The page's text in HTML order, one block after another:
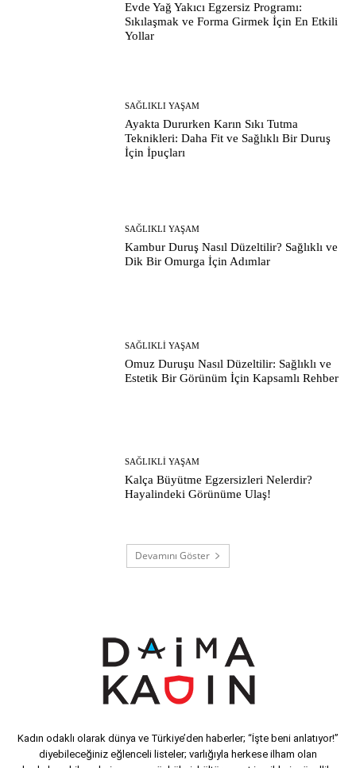
Evde Yağ Yakıcı Egzersiz Programı:
Sıkılaşmak ve Forma Girmek İçin En Etkili
Yollar
SAĞLIKLI YAŞAM
Ayakta Dururken Karın Sıkı Tutma
Teknikleri: Daha Fit ve Sağlıklı Bir Duruş
İçin İpuçları
SAĞLIKLI YAŞAM
Kambur Duruş Nasıl Düzeltilir? Sağlıklı ve
Dik Bir Omurga İçin Adımlar
SAĞLIKLI YAŞAM
Omuz Duruşu Nasıl Düzeltilir: Sağlıklı ve
Estetik Bir Görünüm İçin Kapsamlı Rehber
SAĞLIKLI YAŞAM
Kalça Büyütme Egzersizleri Nelerdir?
Hayalindeki Görünüme Ulaş!
Devamını Göster
Kadın odaklı olarak dünya ve Türkiye’den haberler; “İşte beni anlatıyor!”
diyebileceğiniz eğlenceli listeler; varlığıyla herkese ilham olan